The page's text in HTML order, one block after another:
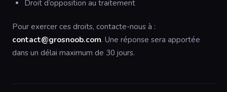
Droit d’opposition au traitement
Pour exercer ces droits, contacte-nous à :
contact@grosnoob.com. Une réponse sera apportée
dans un délai maximum de 30 jours.